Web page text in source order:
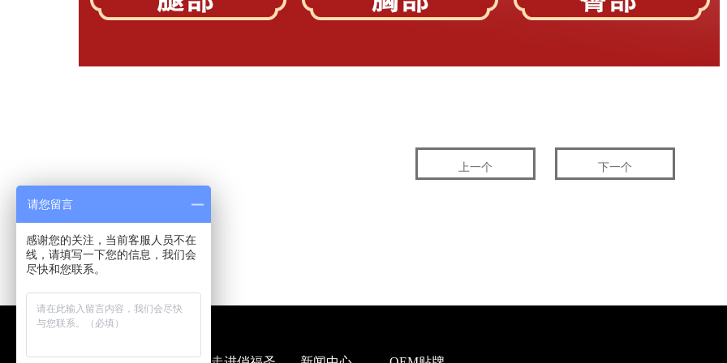
上一个 下一个
请您留言
感谢您的关注，当前客服人员不在
线，请填写一下您的信息，我们会
尽快和您联系。